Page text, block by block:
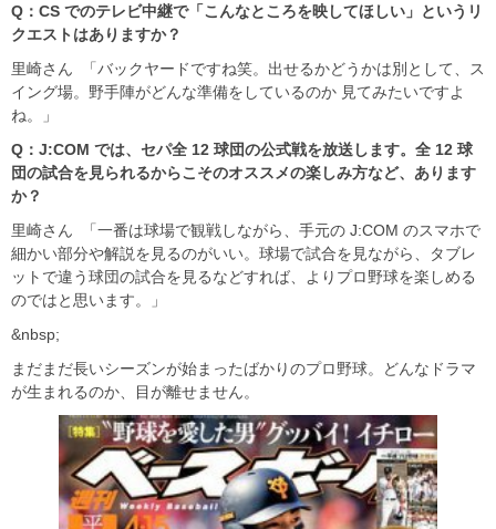
Q ：CS でのテレビ中継で「こんなところを映してほしい」というリ
クエストはありますか？
里崎さん 「バックヤードですね笑。出せるかどうかは別として、ス
イング場。野手陣がどんな準備をしているのか 見てみたいですよ
ね。」
Q ：J:COM では、セパ全 12 球団の公式戦を放送します。全 12 球
団の試合を見られるからこそのオススメの楽しみ方など、あります
か？
里崎さん 「一番は球場で観戦しながら、手元の J:COM のスマホで
細かい部分や解説を見るのがいい。球場で試合を見ながら、タブレ
ットで違う球団の試合を見るなどすれば、よりプロ野球を楽しめる
のではと思います。」
&nbsp;
まだまだ長いシーズンが始まったばかりのプロ野球。どんなドラマ
が生まれるのか、目が離せません。